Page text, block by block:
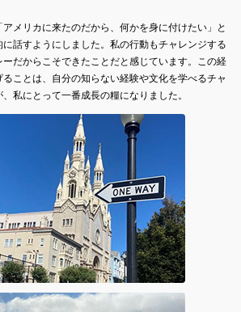
メリカに来たのだから、何かを身に付けたい」と
話すようにしました。私の行動もチャレンジする
だからこそできたことだと感じています。この経
ことは、自分の知らない経験や文化を学べるチャ
私にとって一番成長の糧になりました。